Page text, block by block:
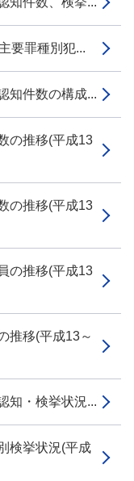
要罪種別犯...
知件数の構成...
の推移(平成13
の推移(平成13
の推移(平成13
推移(平成13～
知・検挙状況...
検挙状況(平成